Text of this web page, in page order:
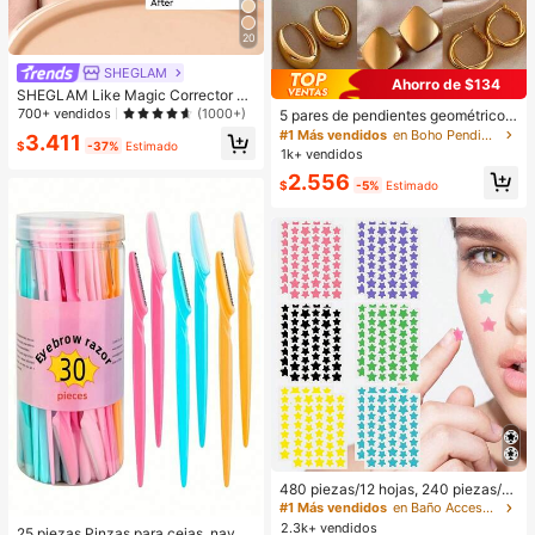
20
SHEGLAM
SHEGLAM Like Magic Corrector D
e Alta Cobertura 12H-Chantilly Mar
e Para Mujeres Y NiñAs
700+ vendidos (1000+)
$3.411 -37% Estimado
Ahorro de $134
5 pares de pendientes geométricos
de metal, diseño exagerado europe
o y americano, conjunto de pendien
leatorios
#1 Más vendidos
en Boho Pendientes De Mujer
1k+ vendidos
$2.556 -5% Estimado
480 piezas/12 hojas, 240 piezas/6
hojas, 40 piezas/1 hoja, Pegatinas
de estrellas para la cara, Pegatinas
#1 Más vendidos
en Baño Accesorios para herramientas
2.3k+ vendidos